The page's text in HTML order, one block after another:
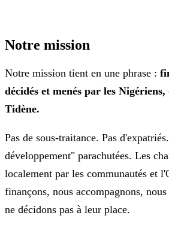
Notre mission
Notre mission tient en une phrase :
décidés et menés par les
Tidène.
Pas de sous-traitance. Pas
développement" parachutées. Les
localement par les communautés et
finançons, nous accompagnons,
ne décidons pas à leur place.